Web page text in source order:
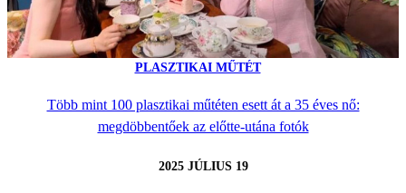
PLASZTIKAI MŰTÉT
Több mint 100 plasztikai műtéten esett át a 35 éves nő:
megdöbbentőek az előtte-utána fotók
2025 JÚLIUS 19